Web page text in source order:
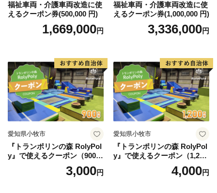
福祉車両・介護車両改造に使
えるクーポン券(500,000 円)
1,669,000円
福祉車両・介護車両改造に使
えるクーポン券(1,000,000 円)
3,336,000円
愛知県小牧市
『トランポリンの森 RolyPol
y』で使えるクーポン（900
3,000円
愛知県小牧市
『トランポリンの森 RolyPol
y』で使えるクーポン（1,200
4,000円